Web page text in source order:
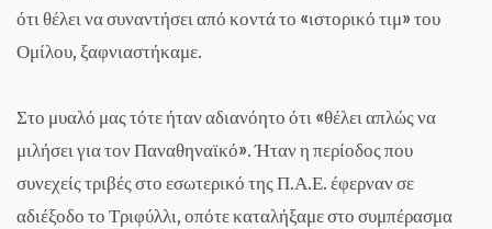
ότι θέλει να συναντήσει από κοντά το «ιστορικό τιμ» του
Ομίλου, ξαφνιαστήκαμε.
Στο μυαλό μας τότε ήταν αδιανόητο ότι «θέλει απλώς να
μιλήσει για τον Παναθηναϊκό». Ήταν η περίοδος που
συνεχείς τριβές στο εσωτερικό της Π.Α.Ε. έφερναν σε
αδιέξοδο το Τριφύλλι, οπότε καταλήξαμε στο συμπέρασμα